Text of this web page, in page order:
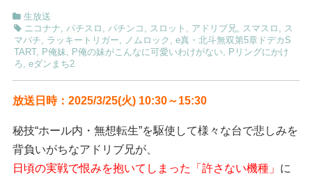
生放送
ニコナナ
パチスロ パチンコ スロット アドリブ兄, スマスロ
ス
マパチ
ラッキートリガー ノムロック
e真・北斗無双第5章ドデカS
TART, P俺妹 P俺の妹がこんなに可愛いわけがない
Pリングにかけ
ろ
eダンまち2
放送日時：2025/3/25(火) 10:30～15:30
秘技“ホール内・無想転生”を駆使して様々な台で悲しみを
背負いがちなアドリブ兄が、
日頃の実戦で恨みを抱いてしまった「許さない機種」 に